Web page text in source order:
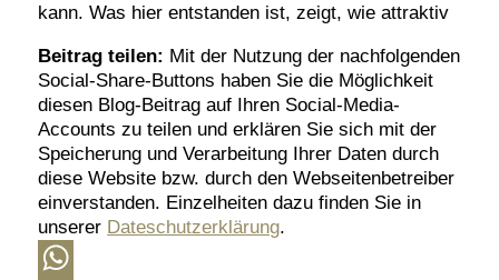
kann. Was hier entstanden ist, zeigt, wie attraktiv
Beitrag teilen: Mit der Nutzung der nachfolgenden
Social-Share-Buttons haben Sie die Möglichkeit
diesen Blog-Beitrag auf Ihren Social-Media-
Accounts zu teilen und erklären Sie sich mit der
Speicherung und Verarbeitung Ihrer Daten durch
diese Website bzw. durch den Webseitenbetreiber
einverstanden. Einzelheiten dazu finden Sie in
unserer Dateschutzerklärung.